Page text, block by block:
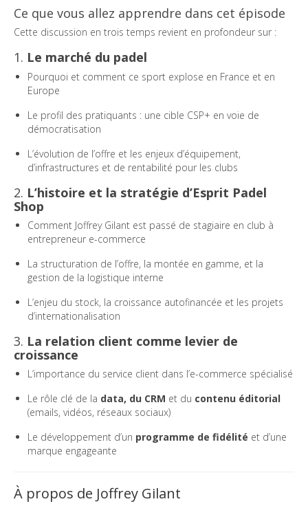
Ce que vous allez apprendre dans cet épisode
Cette discussion en trois temps revient en profondeur sur :
1. Le marché du padel
Pourquoi et comment ce sport explose en France et en
Europe
Le profil des pratiquants : une cible CSP+ en voie de
démocratisation
L’évolution de l’offre et les enjeux d’équipement,
d’infrastructures et de rentabilité pour les clubs
2. L’histoire et la stratégie d’Esprit Padel
Shop
Comment Joffrey Gilant est passé de stagiaire en club à
entrepreneur e-commerce
La structuration de l’offre, la montée en gamme, et la
gestion de la logistique interne
L’enjeu du stock, la croissance autofinancée et les projets
d’internationalisation
3. La relation client comme levier de
croissance
L’importance du service client dans l’e-commerce spécialisé
Le rôle clé de la data, du CRM et du contenu éditorial
(emails, vidéos, réseaux sociaux)
Le développement d’un programme de fidélité et d’une
marque engageante
À propos de Joffrey Gilant